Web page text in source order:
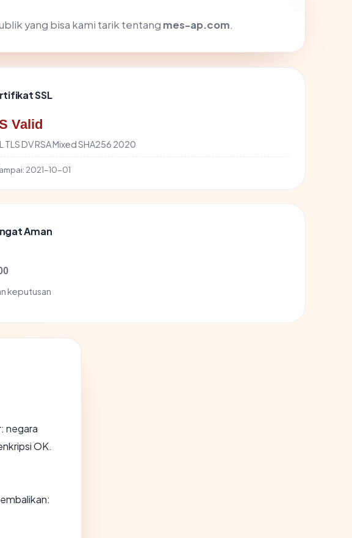
yang bisa kami tarik tentang mes-ap.com.
SSL
Valid
TLS DV RSA Mixed SHA256 2020
2021-10-01
Aman
keputusan
negara
OK.